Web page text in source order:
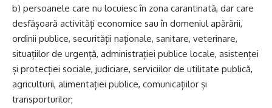
b) persoanele care nu locuiesc în zona carantinată, dar care
desfășoară activități economice sau în domeniul apărării,
ordinii publice, securității naționale, sanitare, veterinare,
situațiilor de urgență, administrației publice locale, asistenței
și protecției sociale, judiciare, serviciilor de utilitate publică,
agriculturii, alimentației publice, comunicațiilor și
transporturilor;